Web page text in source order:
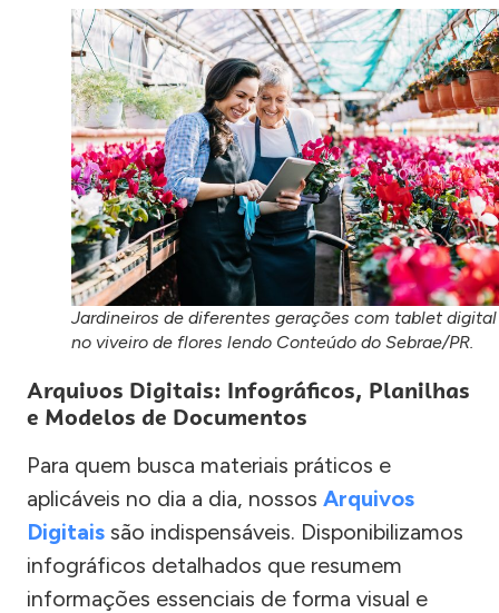
Jardineiros de diferentes gerações com tablet digital
no viveiro de flores lendo Conteúdo do Sebrae/PR.
Arquivos Digitais: Infográficos, Planilhas
e Modelos de Documentos
Para quem busca materiais práticos e
aplicáveis no dia a dia, nossos Arquivos
Digitais são indispensáveis. Disponibilizamos
infográficos detalhados que resumem
informações essenciais de forma visual e